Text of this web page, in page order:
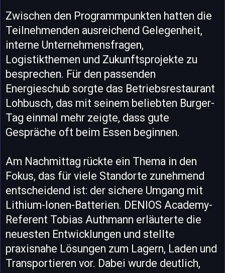
Zwischen den Programmpunkten hatten die
Teilnehmenden ausreichend Gelegenheit,
interne Unternehmensfragen,
Logistikthemen und Zukunftsprojekte zu
besprechen. Für den passenden
Energieschub sorgte das Betriebsrestaurant
Lohbusch, das mit seinem beliebten Burger-
Tag einmal mehr zeigte, dass gute
Gespräche oft beim Essen beginnen.
Am Nachmittag rückte ein Thema in den
Fokus, das für viele Standorte zunehmend
entscheidend ist: der sichere Umgang mit
Lithium-Ionen-Batterien. DENIOS Academy-
Referent Tobias Authmann erläuterte die
neuesten Entwicklungen und stellte
praxisnahe Lösungen zum Lagern, Laden und
Transportieren vor. Dabei wurde deutlich,